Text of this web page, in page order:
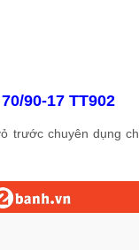
90-17 TT902
trước chuyên dụng